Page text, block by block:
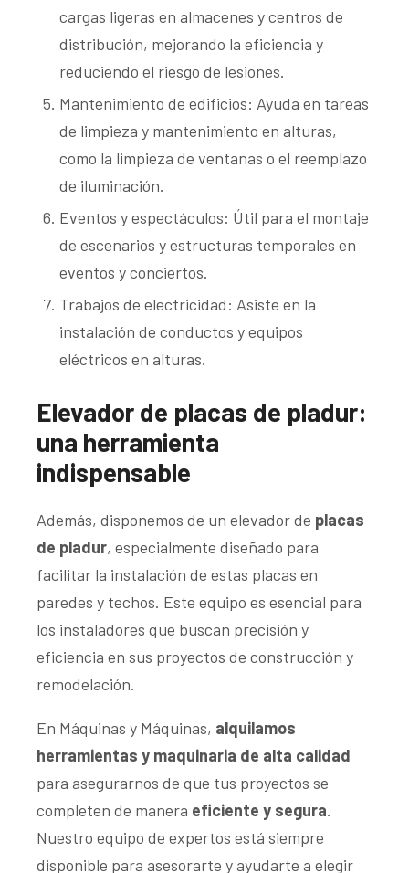
cargas ligeras en almacenes y centros de
distribución, mejorando la eficiencia y
reduciendo el riesgo de lesiones.
Mantenimiento de edificios: Ayuda en tareas
de limpieza y mantenimiento en alturas,
como la limpieza de ventanas o el reemplazo
de iluminación.
Eventos y espectáculos: Útil para el montaje
de escenarios y estructuras temporales en
eventos y conciertos.
Trabajos de electricidad: Asiste en la
instalación de conductos y equipos
eléctricos en alturas.
Elevador de placas de pladur:
una herramienta
indispensable
Además, disponemos de un elevador de placas
de pladur, especialmente diseñado para
facilitar la instalación de estas placas en
paredes y techos. Este equipo es esencial para
los instaladores que buscan precisión y
eficiencia en sus proyectos de construcción y
remodelación.
En Máquinas y Máquinas, alquilamos
herramientas y maquinaria de alta calidad
para asegurarnos de que tus proyectos se
completen de manera eficiente y segura.
Nuestro equipo de expertos está siempre
disponible para asesorarte y ayudarte a elegir